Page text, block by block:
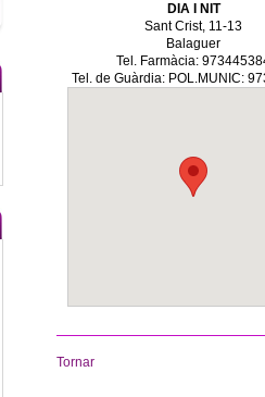
DIA I NIT
Sant Crist, 11-13
Balaguer
Tel. Farmàcia:
Tel. de Guàrdia: POL.MUNIC:
Tornar